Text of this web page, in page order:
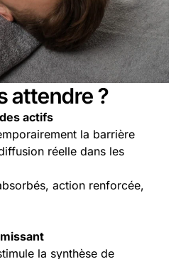
attendre ?
actifs
la barrière
réelle dans les
action renforcée,
la synthèse de